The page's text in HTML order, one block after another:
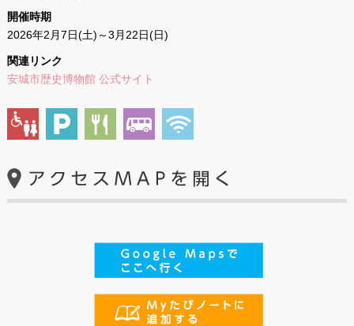
開催時期
2026年2月7日(土)～3月22日(日)
関連リンク
安城市歴史博物館 公式サイト